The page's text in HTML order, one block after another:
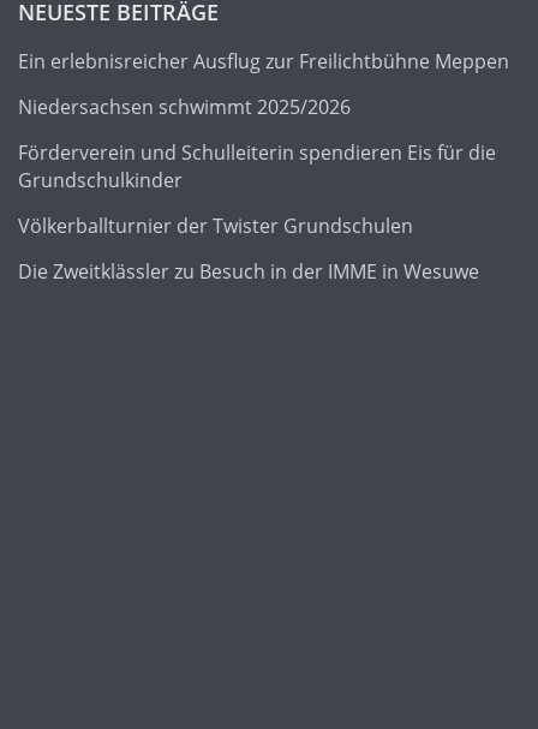
NEUESTE BEITRÄGE
Ein erlebnisreicher Ausflug zur Freilichtbühne Meppen
Niedersachsen schwimmt 2025/2026
Förderverein und Schulleiterin spendieren Eis für die
Grundschulkinder
Völkerballturnier der Twister Grundschulen
Die Zweitklässler zu Besuch in der IMME in Wesuwe